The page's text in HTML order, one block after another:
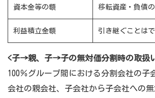
資本金等の額 移転資産・負債
利益積立金額 引き継ぐことは
<子→親、子→子の無対価分割時の取扱
100％グループ間における分割会社の子
会社の親会社、子会社から子会社への